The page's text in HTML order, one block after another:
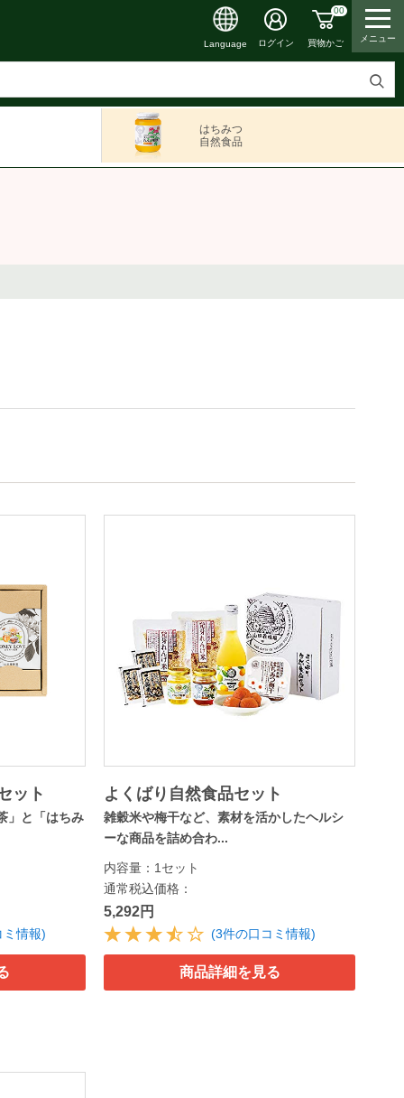
検
Language ログイン
00
買物かご メニュー
はちみつ
自然食品
ット
」と「はちみ
情報)
よくばり自然食品セット
雑穀米や梅干など、素材を活かしたヘルシ
ーな商品を詰め合わ...
内容量：1セット
通常税込価格：
5,292円
(3件の口コミ情報)
商品詳細を見る